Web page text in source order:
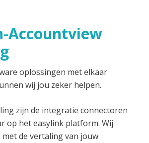
Accountview
oplossingen met elkaar
wij jou zeker helpen.
zijn de integratie connectoren
op het easylink platform. Wij
de vertaling van jouw